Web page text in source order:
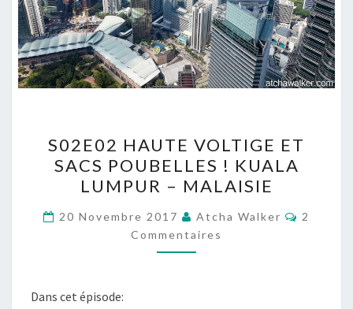
HAUTE
VOLTIGE ET
SACS
POUBELLES
!
KUALA
S02E02 HAUTE VOLTIGE ET
SACS POUBELLES ! KUALA
LUMPUR – MALAISIE
20 Novembre 2017 Atcha Walker
2
Commentaires
Dans cet épisode: